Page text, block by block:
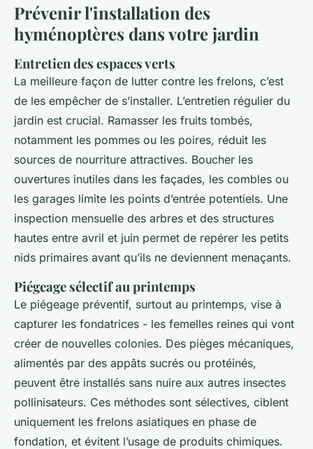
Prévenir l'installation des
hyménoptères dans votre jardin
Entretien des espaces verts
La meilleure façon de lutter contre les frelons, c’est
de les empêcher de s’installer. L’entretien régulier du
jardin est crucial. Ramasser les fruits tombés,
notamment les pommes ou les poires, réduit les
sources de nourriture attractives. Boucher les
ouvertures inutiles dans les façades, les combles ou
les garages limite les points d’entrée potentiels. Une
inspection mensuelle des arbres et des structures
hautes entre avril et juin permet de repérer les petits
nids primaires avant qu’ils ne deviennent menaçants.
Piégeage sélectif au printemps
Le piégeage préventif, surtout au printemps, vise à
capturer les fondatrices - les femelles reines qui vont
créer de nouvelles colonies. Des pièges mécaniques,
alimentés par des appâts sucrés ou protéinés,
peuvent être installés sans nuire aux autres insectes
pollinisateurs. Ces méthodes sont sélectives, ciblent
uniquement les frelons asiatiques en phase de
fondation, et évitent l’usage de produits chimiques.